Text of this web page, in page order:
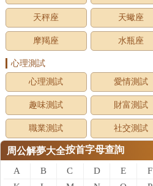
天秤座 天蠍座
摩羯座 水瓶座
心理測試
心理測試
愛情測試
趣味測試 財富測試
職業測試 社交測試
周公解夢大全按首字母查詢
A B C D E F